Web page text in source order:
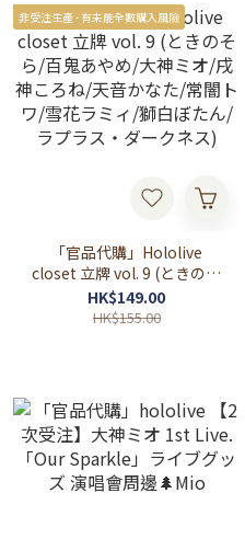
非受注生產 - 有未能全數購入風險
「官品代購」Hololive
closet 立牌 vol. 9 (ときのそ
ら/百鬼あやめ/大神ミオ/戌
神ころね/天音かなた/常闇
HK$149.00
HK$155.00